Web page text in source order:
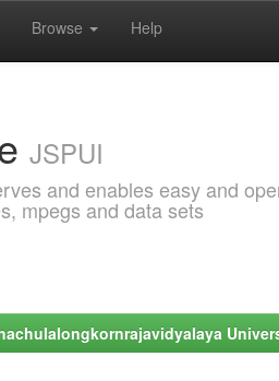
Browse Help
JSPUI
and enables easy and
mpegs and data sets